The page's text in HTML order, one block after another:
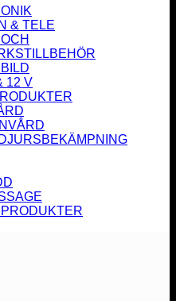
& TELE
12 V